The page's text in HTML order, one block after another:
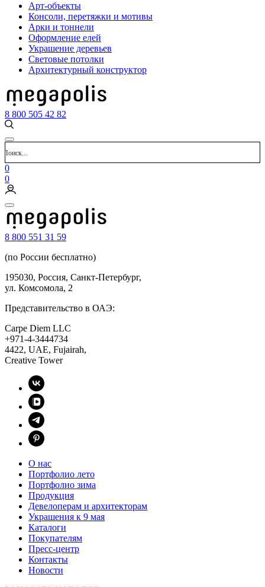
Арт-объекты
Консоли, перетяжки и мотивы
Арки и тоннели
Оформление елей
Украшение деревьев
Световые потолки
Архитектурный конструктор
8 800 505 42 82
0
0
8 800 551 31 59
(по России бесплатно)
195030, Россия, Санкт-Петербург,
ул. Комсомола, 2
Представительство в ОАЭ:
Carpe Diem LLC
+971-4-3444734
4422, UAE, Fujairah,
Creative Tower
О нас
Портфолио лето
Портфолио зима
Продукция
Девелоперам и архитекторам
Украшения к 9 мая
Каталоги
Покупателям
Пресс-центр
Контакты
Новости